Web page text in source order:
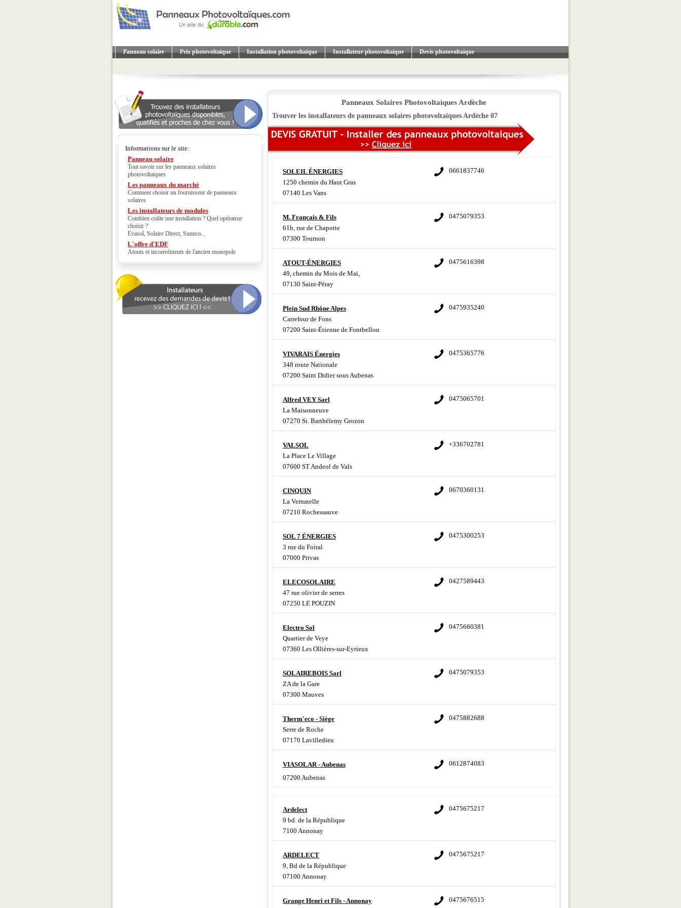
Panneau solaire Prix photovoltaique Installation photovoltaique Installateur photovoltaique Devis photovoltaique
Informations sur le site:
Panneau solaire
Tout savoir sur les panneaux solaires
photovoltaiques
Les panneaux du marché
Comment choisir un fournisseur de panneaux
solaires
Les installateurs de modules
Combien coûte une installation ? Quel opérateur
choisir ?
Evasol, Solaire Direct, Sunnco...
L'offre d'EDF
Atouts et inconvénients de l'ancien monopole
Panneaux Solaires Photovoltaiques Ardèche
Trouver les installateurs de panneaux solaires photovoltaiques Ardèche 07
0661837746
SOLEIL ÉNERGIES
1250 chemin du Haut Gras
07140 Les Vans
0475079353
M. Français & Fils
61b, rue de Chapotte
07300 Tournon
0475616398
ATOUT-ÉNERGIES
49, chemin du Mois de Mai,
07130 Saint-Péray
0475935240
Plein Sud Rhône Alpes
Carrefour de Fons
07200 Saint-Étienne de Fontbellon
0475365776
VIVARAIS Énergies
348 route Nationale
07200 Saint Didier sous Aubenas
0475065701
Alfred VEY Sarl
La Maisonneuve
07270 St. Barthélemy Grozon
+336702781
VALSOL
La Place Le Village
07600 ST Andeol de Vals
0670360131
CINQUIN
La Vernatelle
07210 Rochessauve
0475300253
SOL 7 ÉNERGIES
3 rue du Foiral
07000 Privas
0427589443
ELECOSOLAIRE
47 rue olivier de serres
07250 LE POUZIN
0475660381
Electro Sol
Quartier de Veye
07360 Les Ollières-sur-Eyrieux
0475079353
SOLAIREBOIS Sarl
ZA de la Gare
07300 Mauves
0475882688
Therm'eco - Siège
Serre de Roche
07170 Lavilledieu
0612874083
VIASOLAR - Aubenas
07200 Aubenas
0475675217
Ardelect
9 bd. de la République
7100 Annonay
0475675217
ARDELECT
9, Bd de la République
07100 Annonay
0475676515
Grange Henri et Fils - Annonay